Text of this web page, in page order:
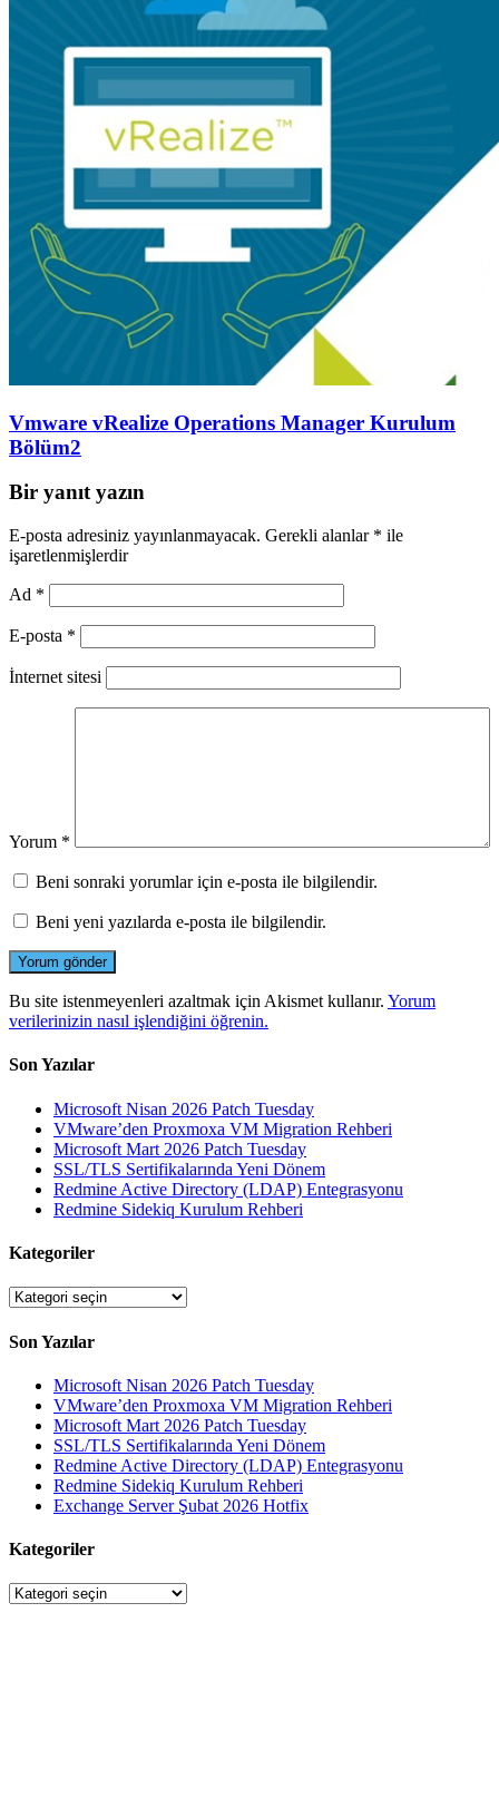
Vmware vRealize Operations Manager Kurulum
Bölüm2
Bir yanıt yazın
E-posta adresiniz yayınlanmayacak. Gerekli alanlar * ile
işaretlenmişlerdir
Ad *
E-posta *
İnternet sitesi
Yorum *
Beni sonraki yorumlar için e-posta ile bilgilendir.
Beni yeni yazılarda e-posta ile bilgilendir.
Bu site istenmeyenleri azaltmak için Akismet kullanır. Yorum
verilerinizin nasıl işlendiğini öğrenin.
Son Yazılar
Microsoft Nisan 2026 Patch Tuesday
VMware’den Proxmoxa VM Migration Rehberi
Microsoft Mart 2026 Patch Tuesday
SSL/TLS Sertifikalarında Yeni Dönem
Redmine Active Directory (LDAP) Entegrasyonu
Redmine Sidekiq Kurulum Rehberi
Kategoriler
Kategoriler
Son Yazılar
Microsoft Nisan 2026 Patch Tuesday
VMware’den Proxmoxa VM Migration Rehberi
Microsoft Mart 2026 Patch Tuesday
SSL/TLS Sertifikalarında Yeni Dönem
Redmine Active Directory (LDAP) Entegrasyonu
Redmine Sidekiq Kurulum Rehberi
Exchange Server Şubat 2026 Hotfix
Kategoriler
Kategoriler